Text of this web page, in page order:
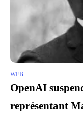
WEB
OpenAI
représentant